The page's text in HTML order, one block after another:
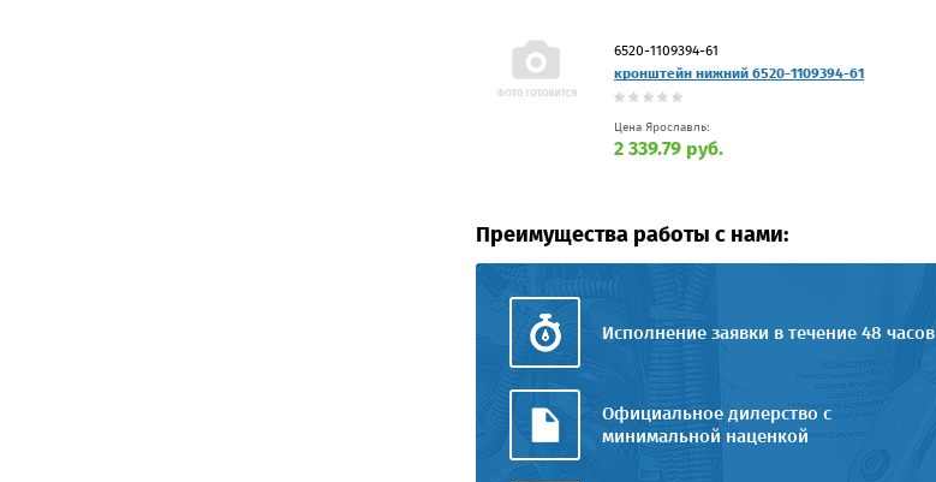
6520-1109394-61
кронштейн нижний 6520-1109394-61
Цена Ярославль:
2 339.79 руб.
Преимущества работы с нами:
Исполнение заявки в течение 48 часов
Официальное дилерство с
минимальной наценкой